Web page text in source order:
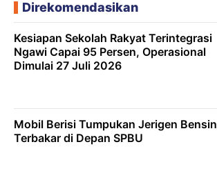
Direkomendasikan
Kesiapan Sekolah Rakyat Terintegrasi
Ngawi Capai 95 Persen, Operasional
Dimulai 27 Juli 2026
Mobil Berisi Tumpukan Jerigen Bensin
Terbakar di Depan SPBU